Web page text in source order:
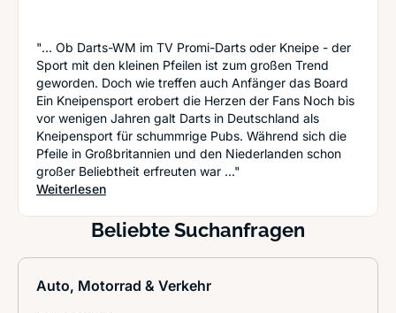
"... Ob Darts-WM im TV Promi-Darts oder Kneipe - der
Sport mit den kleinen Pfeilen ist zum großen Trend
geworden. Doch wie treffen auch Anfänger das Board
Ein Kneipensport erobert die Herzen der Fans Noch bis
vor wenigen Jahren galt Darts in Deutschland als
Kneipensport für schummrige Pubs. Während sich die
Pfeile in Großbritannien und den Niederlanden schon
großer Beliebtheit erfreuten war ..."
Weiterlesen: Volltreffer! Diese Tricks und Kniffe beim Dart
Beliebte Suchanfragen
Auto, Motorrad & Verkehr